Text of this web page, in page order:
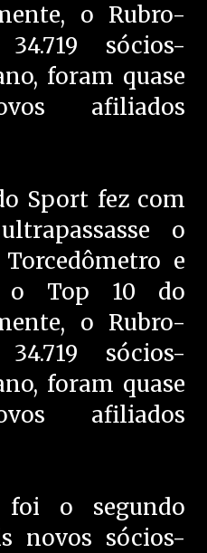
o Rubro-
sócios-
foram quase
afiliados
Sport fez com
o
e
o Top 10 do
o Rubro-
sócios-
foram quase
afiliados
foi o segundo
novos sócios-